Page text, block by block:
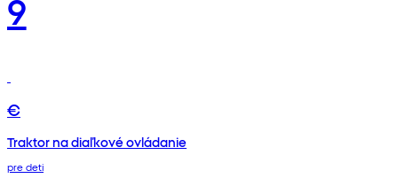
€
Traktor na diaľkové ovládanie
pre deti